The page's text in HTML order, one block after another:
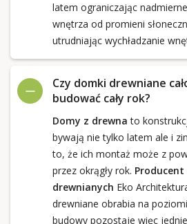
latem ograniczając
wnętrza od promieni
utrudniając wychładzanie
Czy domki drewniane
budować cały rok?
Domy z drewna to
bywają nie tylko latem ale i
to, że ich montaż może z
przez okrągły rok.
drewnianych Eko
drewniane obrabia na
budowy pozostaje więc